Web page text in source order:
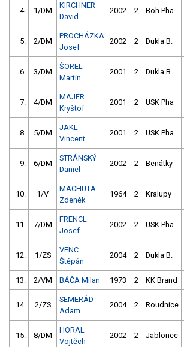
4. 1/DM
KIRCHNER
David
2002 2 Boh.Pha
5. 2/DM
PROCHÁZKA
Josef
2002 2 Dukla B.
6. 3/DM
ŠOREL
Martin
2001 2 Dukla B.
7. 4/DM
MAJER
Kryštof
2001 2 USK Pha
8. 5/DM
JAKL
Vincent
2001 2 USK Pha
9. 6/DM
STRÁNSKÝ
Daniel
2002 2 Benátky
10. 1/V
MACHUTA
Zdeněk
1964 2 Kralupy
11. 7/DM
FRENCL
Josef
2002 2 USK Pha
12. 1/ZS
VENC
Štěpán
2004 2 Dukla B.
13. 2/VM BÁČA Milan 1973 2 KK Brand
14. 2/ZS
SEMERÁD
Adam
2004 2 Roudnice
15. 8/DM
HORAL
Vojtěch
2002 2 Jablonec